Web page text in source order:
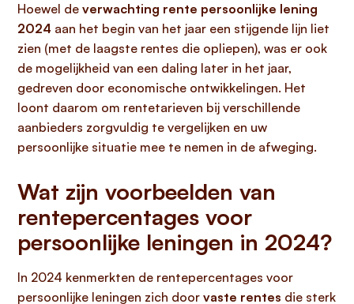
Hoewel de verwachting rente persoonlijke lening
2024 aan het begin van het jaar een stijgende lijn liet
zien (met de laagste rentes die opliepen), was er ook
de mogelijkheid van een daling later in het jaar,
gedreven door economische ontwikkelingen. Het
loont daarom om rentetarieven bij verschillende
aanbieders zorgvuldig te vergelijken en uw
persoonlijke situatie mee te nemen in de afweging.
Wat zijn voorbeelden van
rentepercentages voor
persoonlijke leningen in 2024?
In 2024 kenmerkten de rentepercentages voor
persoonlijke leningen zich door vaste rentes die sterk